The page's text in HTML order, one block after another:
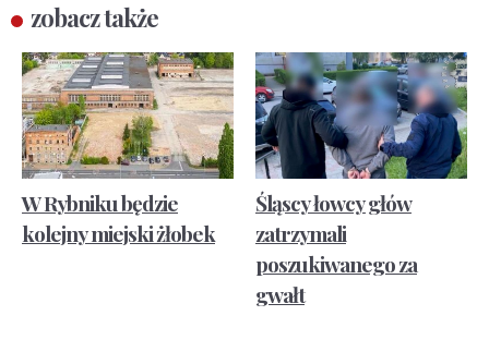
zobacz także
W Rybniku będzie
kolejny miejski żłobek
Śląscy łowcy głów
zatrzymali
poszukiwanego za
gwałt